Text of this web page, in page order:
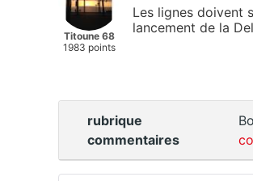
Titoune 68
1983 points
Les lignes doivent
lancement de la
rubrique
commentaires